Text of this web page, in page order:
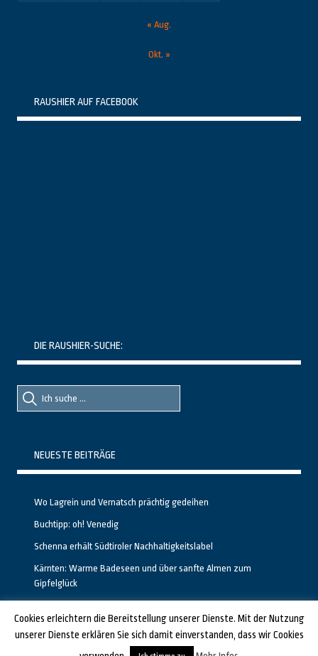
« Aug.
Okt. »
RAUSHIER AUF FACEBOOK
DIE RAUSHIER-SUCHE:
Suche
nach::
Suche
nach:
NEUESTE BEITRÄGE
Wo Lagrein und Vernatsch prächtig gedeihen
Buchtipp: oh! Venedig
Schenna erhält Südtiroler Nachhaltigkeitslabel
Kärnten: Warme Badeseen und über sanfte Almen zum
Gipfelglück
GESTALTET UND PROGRAMMIERT VON ALBERTO & FRANZ BEI LUCID.BERLIN
Cookies erleichtern die Bereitstellung unserer Dienste. Mit der Nutzung
unserer Dienste erklären Sie sich damit einverstanden, dass wir Cookies